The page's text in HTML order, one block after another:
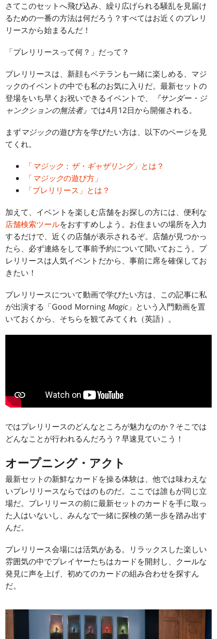
さてこのセットへ飛び込み、繰り広げられる騒乱を見届け
るための一番の方法は何だろう？すべてはお近くのプレリ
リースから始まるんだ！
「プレリリースって何？」だって？
プレリリースは、新顔もベテランも一緒に楽しめる、マジ
ックのイベントの中でも私のお気に入りだ。最新セットの
登場をいち早くお祝いできるイベントで、
『サンダー・ジ
ャンクションの無法者』 では4月12日から開催される。
まずマジックの遊び方を学びたい方は、以下のページを見
てくれ。
「マジック ： ザ・ギャザリング」 とは？
「マジックの遊び方」
「プレリリース」とは？
加えて、イベントを楽しむ店舗をお探しの方には、便利な
店舗検索ツールをおすすめしよう。お住まいの場所を入力
するだけで、近くの店舗が表示されるぞ。店舗が見つかっ
たら、必ず連絡をして事前予約について聞いておこう。プ
レリリースは人気イベントだから、事前に席を確保してお
きたい！
プレリリースについて動画で学びたい方は、この記事に私
が出演する「Good MorningMagic 」という入門動画を置
いておくから、そちらを観てみてくれ（英語）。
ではプレリリースのどんなところが魅力なのか？そこでは
どんなことが行われるんだろう？早速見ていこう！
オープニング・アクト
最新セットの新鮮なカードを操る体験は、他では味わえな
いプレリリースならではのものだ。ここでは誰もが同じ立
場だ。プレリリースの前に最新セットのカードを手に取っ
た人はいないし、みんなで一緒に探検の第一歩を踏み出す
んだ。
プレリリース会場には活気がある。リラックスした楽しい
雰囲気の中でプレイヤーたちはカードを開封し、クールな
発見に声を上げ、初めてのカードの組み合わせを探すん
だ。